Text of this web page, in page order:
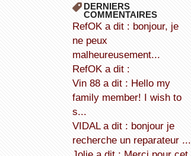
DERNIERS
COMMENTAIRES
refOK a dit : bonjour, je
ne peux
malheureusement...
refOK a dit :
Vin 88 a dit : Hello my
family member! I wish to
s...
VIDAL a dit : bonjour je
recherche un reparateur ...